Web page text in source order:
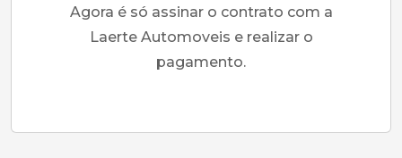
Agora é só assinar o contrato com a
Laerte Automoveis e realizar o
pagamento.